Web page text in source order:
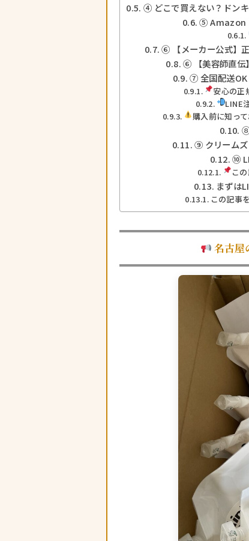
④ どこで買えない？ドン
⑤ Amazon
⑥ 【メーカー公式】
⑥ 【美容師直伝
⑦ 全国配送OK
安心の正
LINE
購入前に知っ
⑧
⑨ クリームズ
⑩
こ
まずは
この記事
名古屋